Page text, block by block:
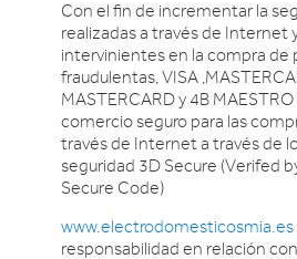
Con el fin de incrementar la
realizadas a través de Internet
intervinientes en la compra de
fraudulentas, VISA
MASTERCARD y 4B
comercio seguro para las
través de Internet a través de
seguridad 3D Secure (Verifed
Secure Code)
www.electrodomesticosmia.es
responsabilidad en relación